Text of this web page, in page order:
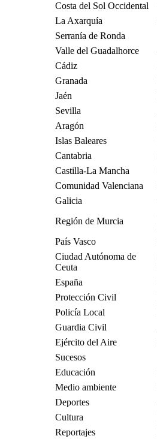
Costa del Sol Occidental
La Axarquía
Serranía de Ronda
Valle del Guadalhorce
Cádiz
Granada
Jaén
Sevilla
Aragón
Islas Baleares
Cantabria
Castilla-La Mancha
Comunidad Valenciana
Galicia
Región de Murcia
País Vasco
Ciudad Autónoma de
Ceuta
España
Protección Civil
Policía Local
Guardia Civil
Ejército del Aire
Sucesos
Educación
Medio ambiente
Deportes
Cultura
Reportajes